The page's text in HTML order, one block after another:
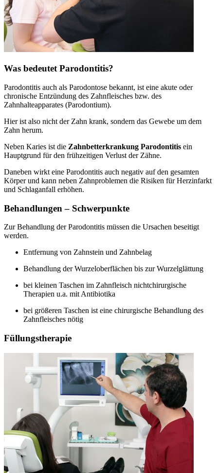
Was bedeutet Parodontitis?
Parodontitis auch als Parodontose bekannt, ist eine akute oder
chronische Entzündung des Zahnfleisches bzw. des
Zahnhalteapparates (Parodontium).
Hier ist also nicht der Zahn krank, sondern das Gewebe um dem
Zahn herum.
Neben Karies ist die Zahnbetterkrankung Parodontitis ein
Hauptgrund für den frühzeitigen Verlust der Zähne.
Daneben wirkt eine Parodontitis auch negativ auf den gesamten
Körper und kann neben Zahnproblemen die Risiken für Herzinfarkt
und Schlaganfall erhöhen.
Behandlungen – Schwerpunkte
Zur Behandlung der Parodontitis müssen die Ursachen beseitigt
werden.
Entfernung von Zahnstein und Zahnbelag
Behandlung der Wurzeloberflächen bis zur Wurzelglättung
bei kleinen Taschen im Zahnfleisch nichtchirurgische
Therapien u.a. mit Antibiotika
bei größeren Taschen ist eine chirurgische Behandlung des
Zahnfleisches nötig
Füllungstherapie